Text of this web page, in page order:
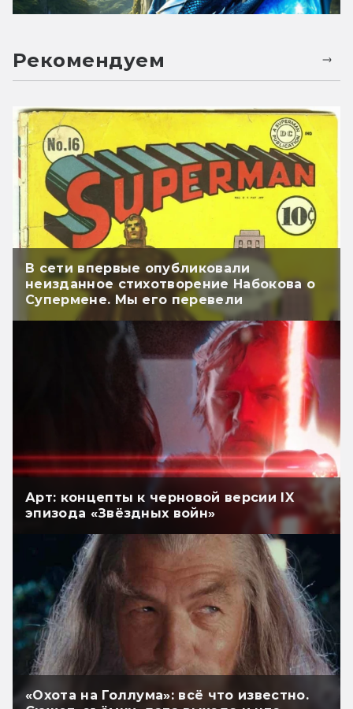
Рекомендуем
В сети впервые опубликовали
неизданное стихотворение Набокова о
Супермене. Мы его перевели
Арт: концепты к черновой версии IX
эпизода «Звёздных войн»
«Охота на Голлума»: всё что известно.